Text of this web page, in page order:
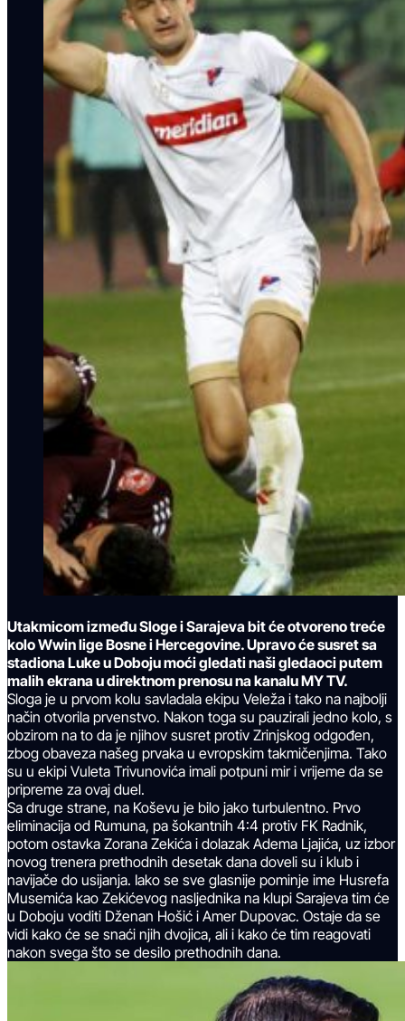
Utakmicom između Sloge i Sarajeva bit će otvoreno treće
kolo Wwin lige Bosne i Hercegovine. Upravo će susret sa
stadiona Luke u Doboju moći gledati naši gledaoci putem
malih ekrana u direktnom prenosu na kanalu MY TV.
Sloga je u prvom kolu savladala ekipu Veleža i tako na najbolji
način otvorila prvenstvo. Nakon toga su pauzirali jedno kolo, s
obzirom na to da je njihov susret protiv Zrinjskog odgođen,
zbog obaveza našeg prvaka u evropskim takmičenjima. Tako
su u ekipi Vuleta Trivunovića imali potpuni mir i vrijeme da se
pripreme za ovaj duel.
Sa druge strane, na Koševu je bilo jako turbulentno. Prvo
eliminacija od Rumuna, pa šokantnih 4:4 protiv FK Radnik,
potom ostavka Zorana Zekića i dolazak Adema Ljajića, uz izbor
novog trenera prethodnih desetak dana doveli su i klub i
navijače do usijanja. Iako se sve glasnije pominje ime Husrefa
Musemića kao Zekićevog nasljednika na klupi Sarajeva tim će
u Doboju voditi Dženan Hošić i Amer Dupovac. Ostaje da se
vidi kako će se snaći njih dvojica, ali i kako će tim reagovati
nakon svega što se desilo prethodnih dana.